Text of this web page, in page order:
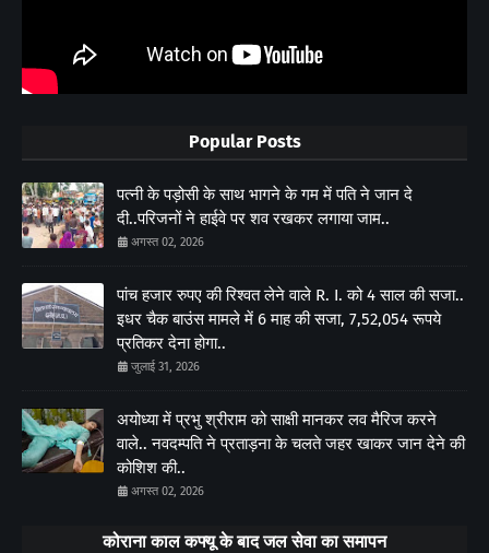
Popular Posts
पत्नी के पड़ोसी के साथ भागने के गम में पति ने जान दे
दी..परिजनों ने हाईवे पर शव रखकर लगाया जाम..
अगस्त 02, 2026
पांच हजार रुपए की रिश्वत लेने वाले R. I. को 4 साल की सजा..
इधर चैक बाउंस मामले में 6 माह की सजा, 7,52,054 रूपये
प्रतिकर देना होगा..
जुलाई 31, 2026
अयोध्या में प्रभु श्रीराम को साक्षी मानकर लव मैरिज करने
वाले.. नवदम्पति ने प्रताड़ना के चलते जहर खाकर जान देने की
कोशिश की..
अगस्त 02, 2026
कोराना काल कफ्यू के बाद जल सेवा का समापन